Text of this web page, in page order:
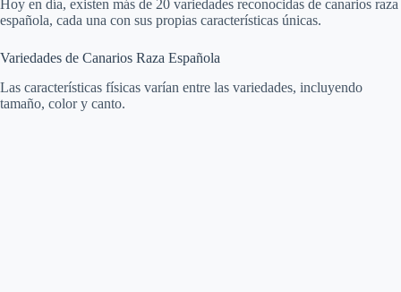
Hoy en día, existen más de 20 variedades reconocidas de canarios raza
española, cada una con sus propias características únicas.
Variedades de Canarios Raza Española
Las características físicas varían entre las variedades, incluyendo
tamaño, color y canto.